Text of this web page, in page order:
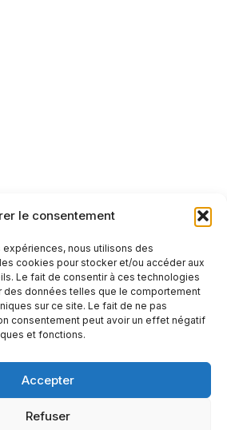
le consentement
nous utilisons des
cookies pour stocker et/ou accéder aux
Le fait de consentir à ces technologies
des données telles que le comportement
sur ce site. Le fait de ne pas
consentement peut avoir un effet négatif
et fonctions.
Accepter
Refuser
de vente